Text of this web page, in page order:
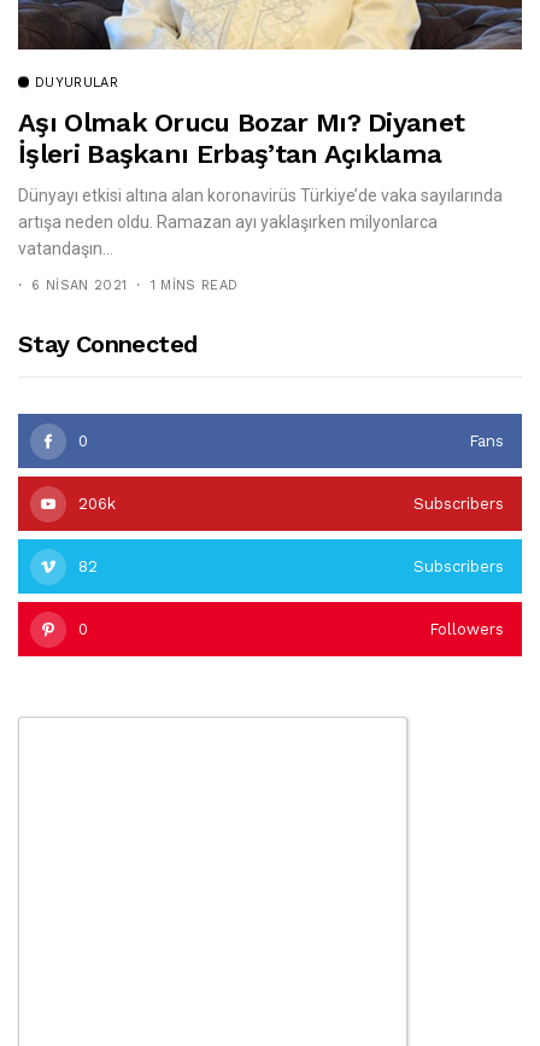
DUYURULAR
Aşı Olmak Orucu Bozar Mı? Diyanet
İşleri Başkanı Erbaş’tan Açıklama
Dünyayı etkisi altına alan koronavirüs Türkiye’de vaka sayılarında
artışa neden oldu. Ramazan ayı yaklaşırken milyonlarca
vatandaşın...
6 NISAN 2021 1 MINS READ
Stay Connected
0 Fans
206k Subscribers
82 Subscribers
0 Followers